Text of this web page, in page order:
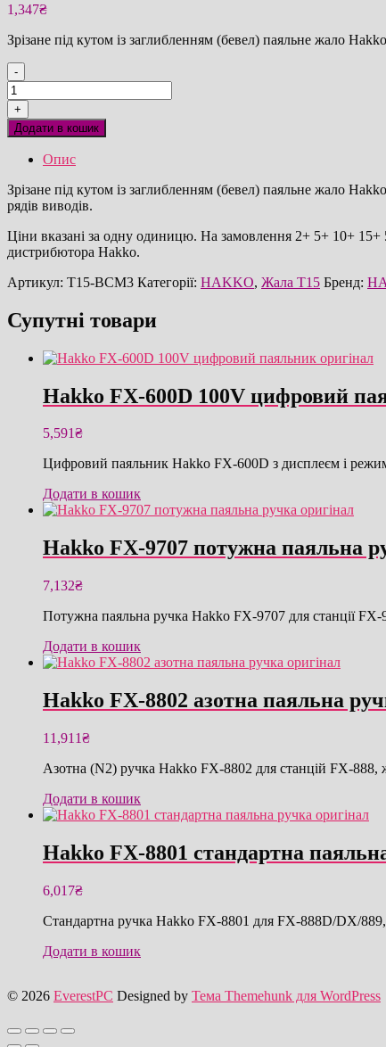
1,347₴
Зрізане під кутом із заглибленням (бевел) паяльне жало
-
Hakko
T15-
BCM3
бевел
паяльне
оригінал
кількість
+
Додати в кошик
Опис
Зрізане під кутом із заглибленням (бевел) паяльне жало
рядів виводів.
Ціни вказані за одну одиницю. На замовлення 2+ 5+ 10+ 15+
дистрибютора Hakko.
Артикул: T15-BCM3 Категорії: HAKKO, Жала T15 Бренд:
Супутні товари
Hakko FX-600D 100V цифровий
5,591₴
Цифровий паяльник Hakko FX-600D з дисплеєм і
Додати в кошик
Hakko FX-9707 потужна паяльна
7,132₴
Потужна паяльна ручка Hakko FX-9707 для станції
Додати в кошик
Hakko FX-8802 азотна паяльна
11,911₴
Азотна (N2) ручка Hakko FX-8802 для станцій FX-888,
Додати в кошик
Hakko FX-8801 стандартна
6,017₴
Стандартна ручка Hakko FX-8801 для FX-888D/DX/
Додати в кошик
© 2026 EverestPC Designed by Тема Themehunk для WordPress